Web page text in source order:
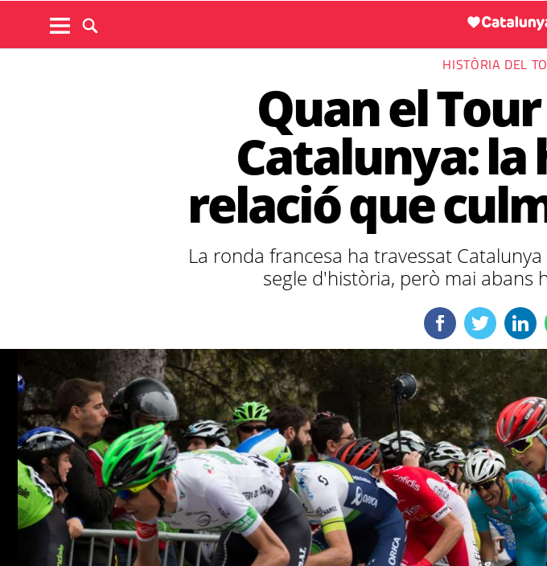
HISTÒRIA DEL
Quan el
Catalunya:
relació que
La ronda francesa ha travessat
segle d'història, però mai abans